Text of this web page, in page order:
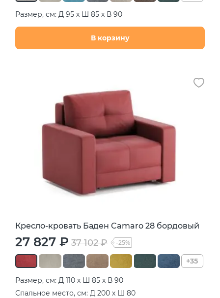
Размер, см: Д 95 х Ш 85 х В 90
В корзину
Кресло-кровать Баден Camaro 28 бордовый
27 827 ₽ 37 102 ₽ -25%
+35
Размер, см: Д 110 х Ш 85 х В 90
Спальное место, см: Д 200 х Ш 80